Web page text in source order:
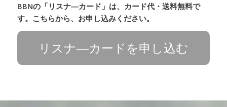
BBNの「リスナ―カード」は、カード代・送料無料で
す。こちらから、お申し込みください。
リスナ―カードを申し込む